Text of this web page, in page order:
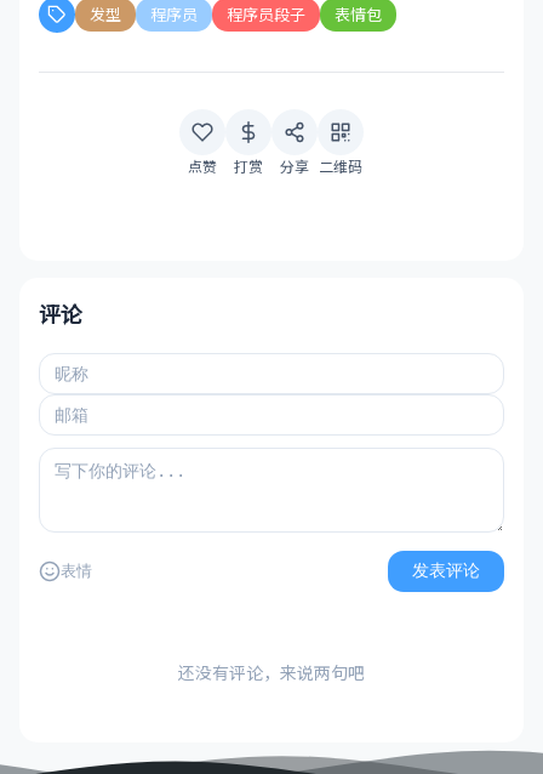
发型 程序员 程序员段子 表情包
点赞 打赏 分享 二维码
评论
表情 发表评论
还没有评论，来说两句吧